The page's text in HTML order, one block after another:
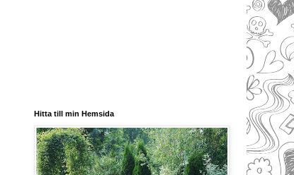
Hitta till min Hemsida